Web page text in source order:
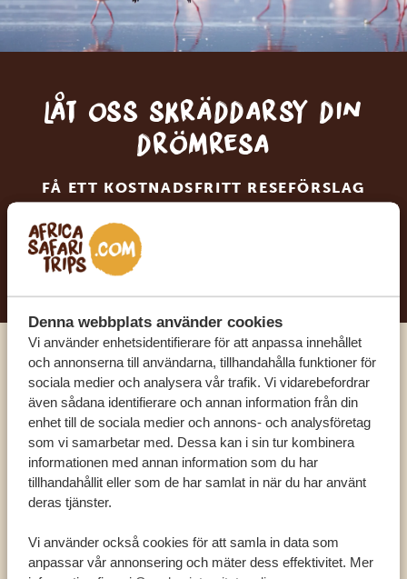
Denna webbplats använder cookies
Vi använder enhetsidentifierare för att anpassa innehållet
och annonserna till användarna, tillhandahålla funktioner för
sociala medier och analysera vår trafik. Vi vidarebefordrar
även sådana identifierare och annan information från din
enhet till de sociala medier och annons- och analysföretag
som vi samarbetar med. Dessa kan i sin tur kombinera
informationen med annan information som du har
tillhandahållit eller som de har samlat in när du har använt
deras tjänster.
Vi använder också cookies för att samla in data som
anpassar vår annonsering och mäter dess effektivitet. Mer
Låt oss skräddarsy din
drömresa
FÅ ETT KOSTNADSFRITT RESEFÖRSLAG
BÖRJA PLANERA DIN DRÖMRESA
Ring en av våra experter
VÅRA SPECIALISTER FINNS HÄR FÖR ATT
HJÄLPA DIG
OLIKA LÄNDER